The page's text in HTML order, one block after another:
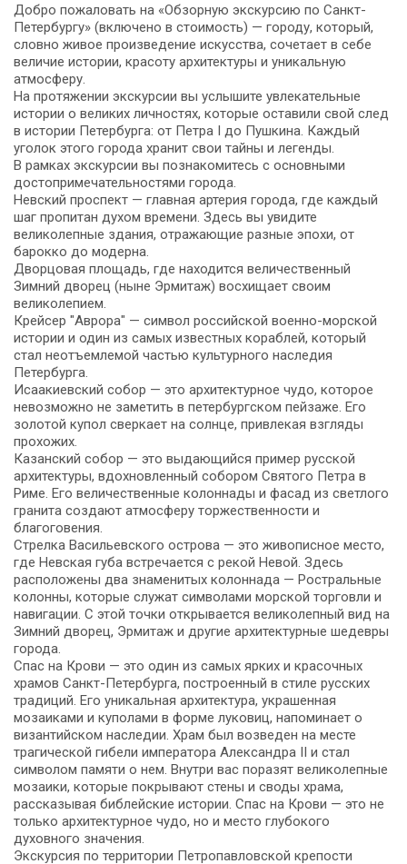
Добро пожаловать на «Обзорную экскурсию по Санкт-
Петербургу» (включено в стоимость) — городу, который,
словно живое произведение искусства, сочетает в себе
величие истории, красоту архитектуры и уникальную
атмосферу.
На протяжении экскурсии вы услышите увлекательные
истории о великих личностях, которые оставили свой след
в истории Петербурга: от Петра I до Пушкина. Каждый
уголок этого города хранит свои тайны и легенды.
В рамках экскурсии вы познакомитесь с основными
достопримечательностями города.
Невский проспект — главная артерия города, где каждый
шаг пропитан духом времени. Здесь вы увидите
великолепные здания, отражающие разные эпохи, от
барокко до модерна.
Дворцовая площадь, где находится величественный
Зимний дворец (ныне Эрмитаж) восхищает своим
великолепием.
Крейсер "Аврора" — символ российской военно-морской
истории и один из самых известных кораблей, который
стал неотъемлемой частью культурного наследия
Петербурга.
Исаакиевский собор — это архитектурное чудо, которое
невозможно не заметить в петербургском пейзаже. Его
золотой купол сверкает на солнце, привлекая взгляды
прохожих.
Казанский собор — это выдающийся пример русской
архитектуры, вдохновленный собором Святого Петра в
Риме. Его величественные колоннады и фасад из светлого
гранита создают атмосферу торжественности и
благоговения.
Стрелка Васильевского острова — это живописное место,
где Невская губа встречается с рекой Невой. Здесь
расположены два знаменитых колоннада — Ростральные
колонны, которые служат символами морской торговли и
навигации. С этой точки открывается великолепный вид на
Зимний дворец, Эрмитаж и другие архитектурные шедевры
города.
Спас на Крови — это один из самых ярких и красочных
храмов Санкт-Петербурга, построенный в стиле русских
традиций. Его уникальная архитектура, украшенная
мозаиками и куполами в форме луковиц, напоминает о
византийском наследии. Храм был возведен на месте
трагической гибели императора Александра II и стал
символом памяти о нем. Внутри вас поразят великолепные
мозаики, которые покрывают стены и своды храма,
рассказывая библейские истории. Спас на Крови — это не
только архитектурное чудо, но и место глубокого
духовного значения.
Экскурсия по территории Петропавловской крепости